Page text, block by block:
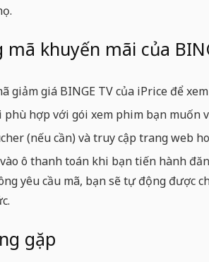
mã khuyến mãi của
giảm giá BINGE TV của iPrice để
hợp với gói xem phim bạn muốn
(nếu cần) và truy cập trang web
ô thanh toán khi bạn tiến hành
yêu cầu mã, bạn sẽ tự động được
gặp